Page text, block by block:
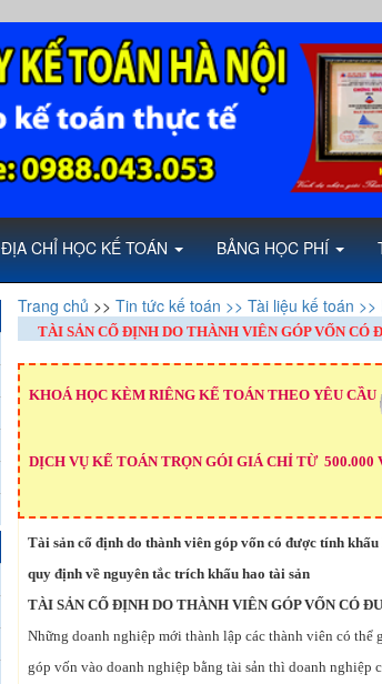
ĐỊA CHỈ HỌC KẾ TOÁN BẢNG HỌC PHÍ
Trang chủ >> Tin tức kế toán >> Tài liệu kế toán >>
TÀI SẢN CỐ ĐỊNH DO THÀNH VIÊN GÓP VỐN CÓ
KHOÁ HỌC KÈM RIÊNG KẾ TOÁN THEO YÊU CẦU
DỊCH VỤ KẾ TOÁN TRỌN GÓI GIÁ CHỈ TỪ 500.000
Tài sản cố định do thành viên góp vốn có được tính
quy định về nguyên tắc trích khấu hao tài sản
TÀI SẢN CỐ ĐỊNH DO THÀNH VIÊN GÓP VỐN CÓ
Những doanh nghiệp mới thành lập các thành viên có
góp vốn vào doanh nghiệp bằng tài sản thì doanh nghiệp